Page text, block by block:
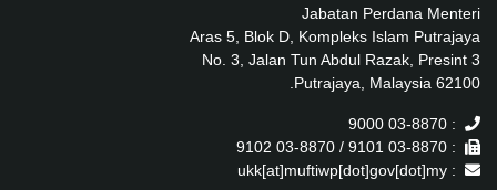
Jabatan Perdana Menteri
Aras 5, Blok D, Kompleks Islam Putrajaya
No. 3, Jalan Tun Abdul Razak, Presint 3
62100 Putrajaya, Malaysia.
: 03-8870 9000
: 03-8870 9101 / 03-8870 9102
: ukk[at]muftiwp[dot]gov[dot]my